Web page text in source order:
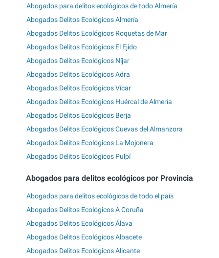
Abogados para delitos ecológicos de todo Almería
Abogados Delitos Ecológicos Almería
Abogados Delitos Ecológicos Roquetas de Mar
Abogados Delitos Ecológicos El Ejido
Abogados Delitos Ecológicos Níjar
Abogados Delitos Ecológicos Adra
Abogados Delitos Ecológicos Vícar
Abogados Delitos Ecológicos Huércal de Almería
Abogados Delitos Ecológicos Berja
Abogados Delitos Ecológicos Cuevas del Almanzora
Abogados Delitos Ecológicos La Mojonera
Abogados Delitos Ecológicos Pulpí
Abogados para delitos ecológicos por Provincia
Abogados para delitos ecológicos de todo el país
Abogados Delitos Ecológicos A Coruña
Abogados Delitos Ecológicos Álava
Abogados Delitos Ecológicos Albacete
Abogados Delitos Ecológicos Alicante